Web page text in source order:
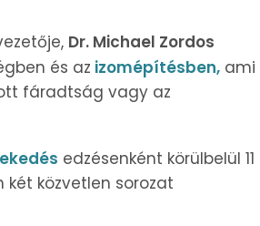
Dr. Michael Zordos
és az izomépítésben, ami
fáradtság vagy az
edzésenként körülbelül 11
közvetlen sorozat